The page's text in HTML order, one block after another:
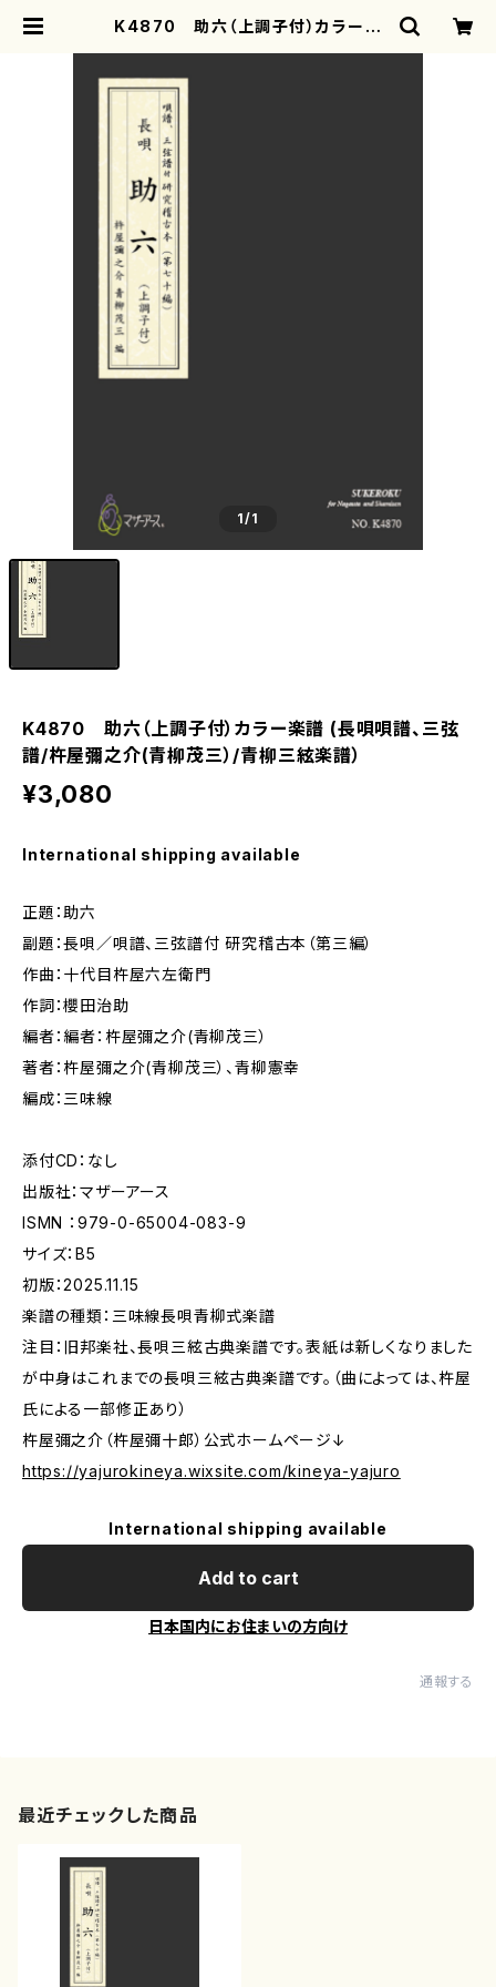
K4870 助六（上調子付）カラー楽
1/1
K4870 助六（上調子付）カラー楽譜 (長唄唄譜、三弦
譜/杵屋彌之介(青柳茂三）/青柳三絃楽譜）
¥3,080
International shipping available
正題：助六
副題：長唄／唄譜、三弦譜付 研究稽古本（第三編）
作曲：十代目杵屋六左衛門
作詞：櫻田治助
編者：編者：杵屋彌之介(青柳茂三）
著者：杵屋彌之介(青柳茂三）、青柳憲幸
編成：三味線
添付CD：なし
出版社：マザーアース
ISMN ：979-0-65004-083-9
サイズ：B5
初版：2025.11.15
楽譜の種類：三味線長唄青柳式楽譜
注目：旧邦楽社、長唄三絃古典楽譜です。表紙は新しくなりました
が中身はこれまでの長唄三絃古典楽譜です。（曲によっては、杵屋
氏による一部修正あり）
杵屋彌之介（杵屋彌十郎）公式ホームページ↓
https://yajurokineya.wixsite.com/kineya-yajuro
International shipping available
Add to cart
日本国内にお住まいの方向け
通報する
最近チェックした商品